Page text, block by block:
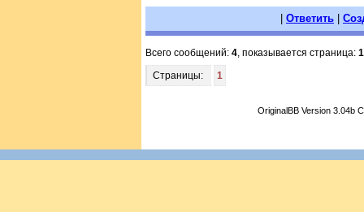
Ответить
Всего сообщений: 4, показывается страница: 1
Страницы:
1
OriginalBB Version 3.04b